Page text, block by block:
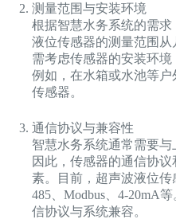
测量范围与安装环境
根据智慧水务系统的需
液位传感器的测量范围
需考虑传感器的安装环境
例如，在水箱或水池等
传感器。
通信协议与兼容性
智慧水务系统通常需要与
因此，传感器的通信协
素。目前，超声波液位
485、Modbus、4-20mA
信协议与系统兼容。